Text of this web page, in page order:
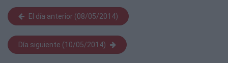
El día anterior (08/05/2014)
Día siguiente (10/05/2014)